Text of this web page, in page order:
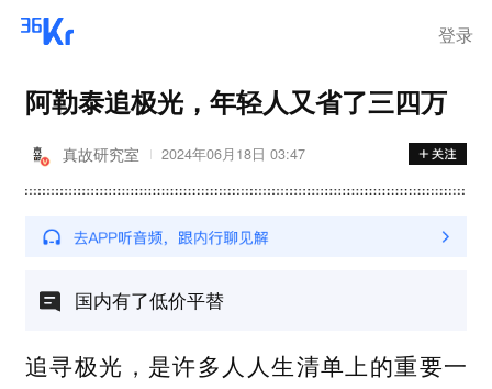
登录
阿勒泰追极光，年轻人又省了三四万
真故研究室 2024年06月18日 03:47
国内有了低价平替
追寻极光，是许多人人生清单上的重要一